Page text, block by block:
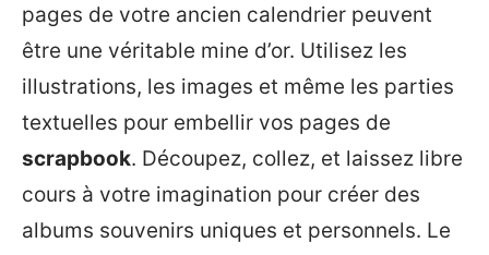
pages de votre ancien calendrier peuvent
être une véritable mine d’or. Utilisez les
illustrations, les images et même les parties
textuelles pour embellir vos pages de
scrapbook. Découpez, collez, et laissez libre
cours à votre imagination pour créer des
albums souvenirs uniques et personnels. Le